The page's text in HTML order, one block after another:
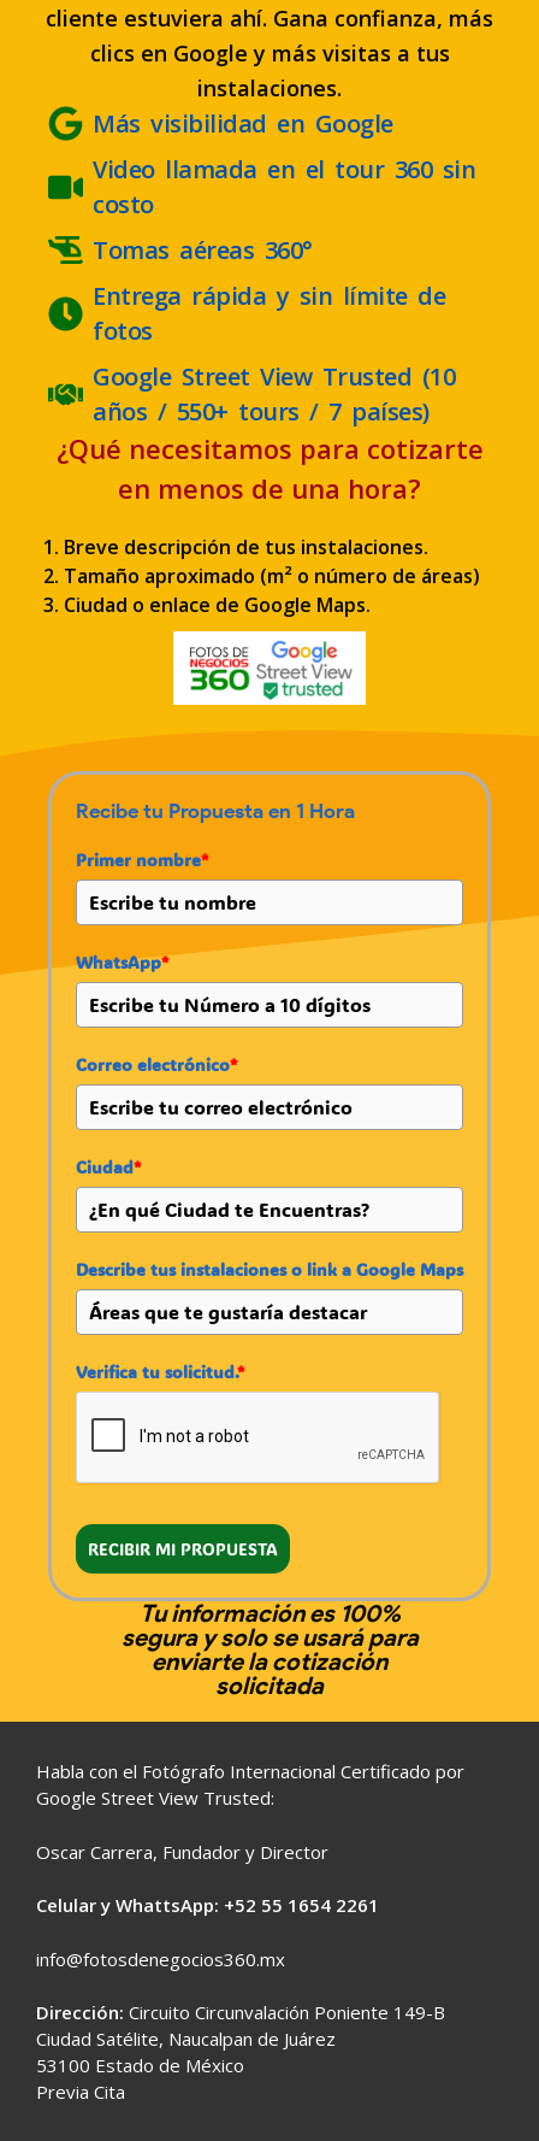
cliente estuviera ahí. Gana confianza, más
clics en Google y más visitas a tus
instalaciones.
Más visibilidad en Google
Video llamada en el tour 360 sin
costo
Tomas aéreas 360°
Entrega rápida y sin límite de
fotos
Google Street View Trusted (10
años / 550+ tours / 7 países)
¿Qué necesitamos para cotizarte
en menos de una hora?
1. Breve descripción de tus instalaciones.
2. Tamaño aproximado (m² o número de áreas)
3. Ciudad o enlace de Google Maps.
Recibe tu Propuesta en 1 Hora
Primer nombre*
WhatsApp*
Correo electrónico*
Ciudad*
Describe tus instalaciones o link a Google Maps
Verifica tu solicitud.*
RECIBIR MI PROPUESTA
Tu información es 100%
segura y solo se usará para
enviarte la cotización
solicitada
Habla con el Fotógrafo Internacional Certificado por
Google Street View Trusted:
Oscar Carrera, Fundador y Director
Celular y WhattsApp: +52 55 1654 2261
info@fotosdenegocios360.mx
Dirección: Circuito Circunvalación Poniente 149-B
Ciudad Satélite, Naucalpan de Juárez
53100 Estado de México
Previa Cita